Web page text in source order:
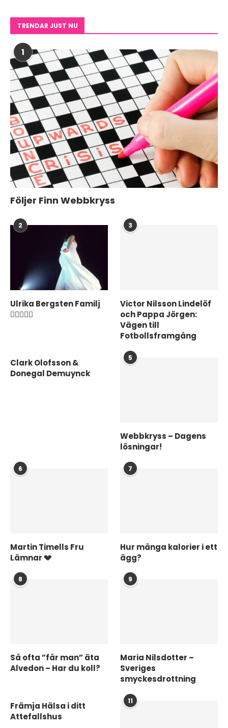
TRENDAR JUST NU
1
Följer Finn Webbkryss
2
Ulrika Bergsten Familj
❤️‍👨‍👩‍👦‍👦
3
Victor Nilsson Lindelöf
och Pappa Jörgen:
Vägen till
Fotbollsframgång
Clark Olofsson &
Donegal Demuynck
5
Webbkryss – Dagens
lösningar!
6
Martin Timells Fru
Lämnar 💔
7
Hur många kalorier i ett
ägg?
8
Så ofta ”får man” äta
Alvedon – Har du koll?
9
Maria Nilsdotter –
Sveriges
smyckesdrottning
Främja Hälsa i ditt
Attefallshus
11